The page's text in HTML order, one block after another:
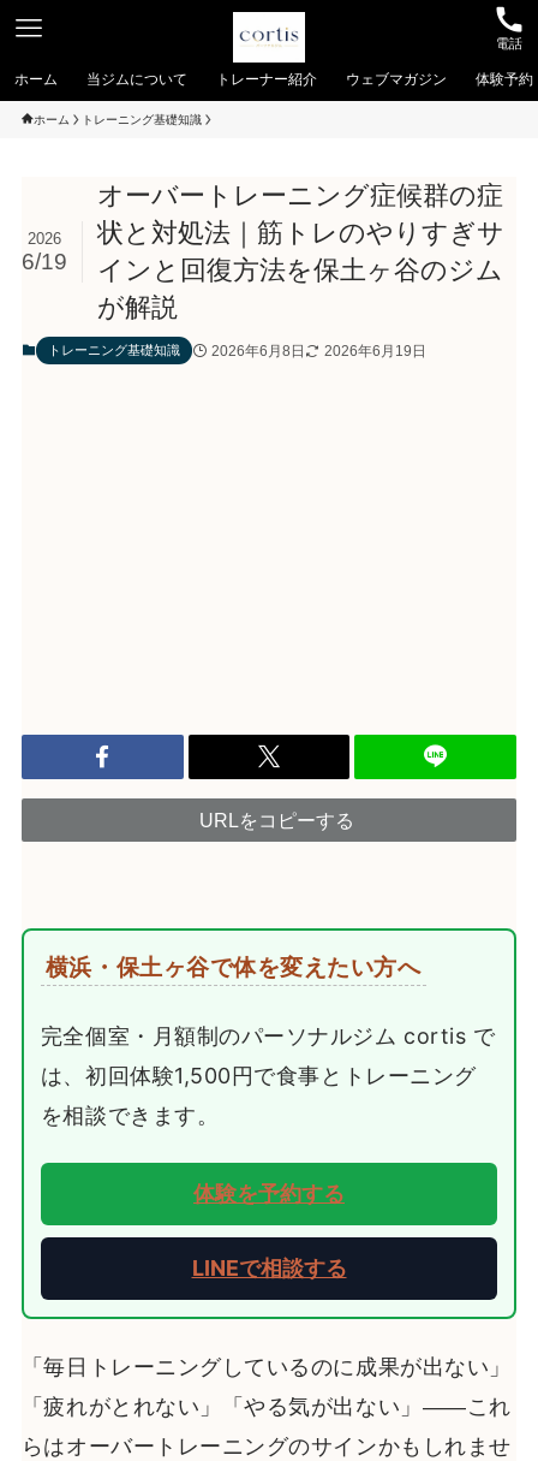
電話
ホーム 当ジムについて トレーナー紹介 ウェブマガジン 体験予約
ホーム トレーニング基礎知識
オーバートレーニング症候群の症
状と対処法｜筋トレのやりすぎサ
インと回復方法を保土ヶ谷のジム
が解説
2026
6/19
トレーニング基礎知識 2026年6月8日 2026年6月19日
URLをコピーする
横浜・保土ヶ谷で体を変えたい方へ
完全個室・月額制のパーソナルジム cortis で
は、初回体験1,500円で食事とトレーニング
を相談できます。
体験を予約する
LINEで相談する
「毎日トレーニングしているのに成果が出ない」
「疲れがとれない」「やる気が出ない」——これ
らはオーバートレーニングのサインかもしれませ